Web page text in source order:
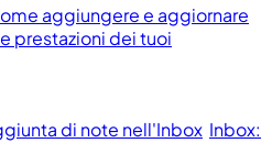
aggiungere e aggiornare
prestazioni dei tuoi
di note nell'Inbox Inbox: